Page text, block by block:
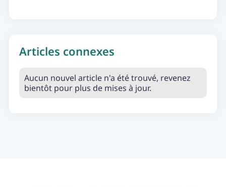
Articles connexes
Aucun nouvel article n'a été trouvé, revenez
bientôt pour plus de mises à jour.